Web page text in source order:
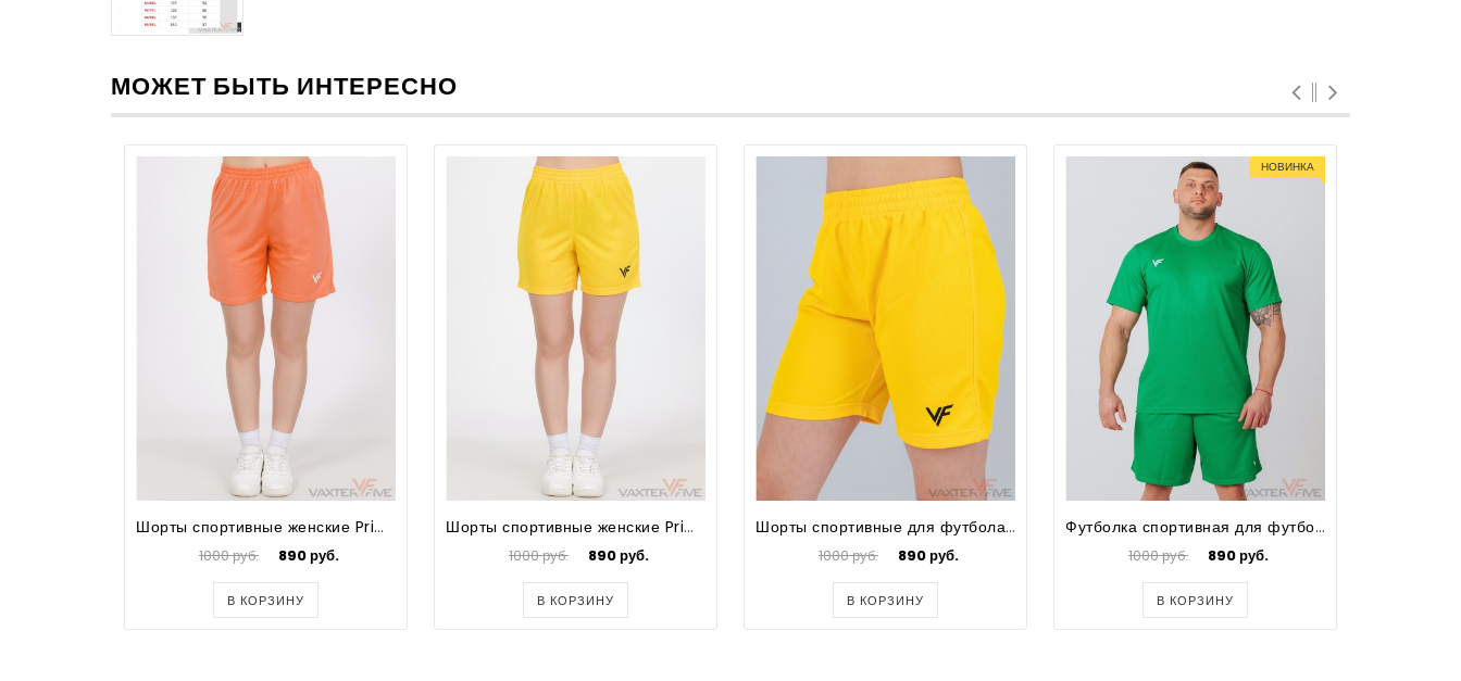
МОЖЕТ БЫТЬ ИНТЕРЕСНО
Шорты спортивные женские Prima
1000 руб. 890 руб.
В КОРЗИНУ
Шорты спортивные женские Prima
1000 руб. 890 руб.
В КОРЗИНУ
Шорты спортивные для футбола для девочек Prima
1000 руб. 890 руб.
В КОРЗИНУ
НОВИНКА
Футболка спортивная для футбола мужская Prima Big Size
1000 руб. 890 руб.
В КОРЗИНУ